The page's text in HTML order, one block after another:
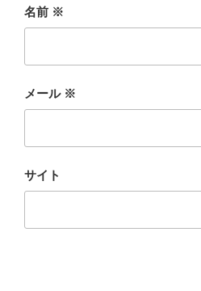
名前 ※
メール ※
サイト